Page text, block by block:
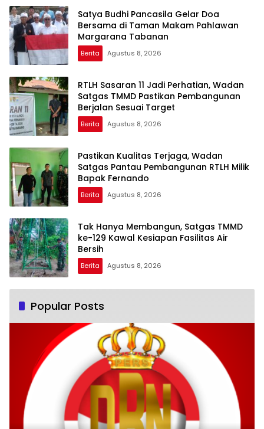
Satya Budhi Pancasila Gelar Doa
Bersama di Taman Makam Pahlawan
Margarana Tabanan
Berita Agustus 8, 2026
RTLH Sasaran 11 Jadi Perhatian, Wadan
Satgas TMMD Pastikan Pembangunan
Berjalan Sesuai Target
Berita Agustus 8, 2026
Pastikan Kualitas Terjaga, Wadan
Satgas Pantau Pembangunan RTLH Milik
Bapak Fernando
Berita Agustus 8, 2026
Tak Hanya Membangun, Satgas TMMD
ke-129 Kawal Kesiapan Fasilitas Air
Bersih
Berita Agustus 8, 2026
Popular Posts